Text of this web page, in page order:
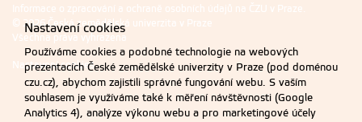
Informace o zpracování a ochraně osobních údajů na ČZU v Praze.
© 2026 Česká zemědělská univerzita v Praze
Všechna práva vyhrazena
Nastavení cookies
Nastavení cookies
Používáme cookies a podobné technologie na webových
prezentacích České zemědělské univerzity v Praze (pod doménou
czu.cz), abychom zajistili správné fungování webu. S vaším
souhlasem je využíváme také k měření návštěvnosti (Google
Analytics 4), analýze výkonu webu a pro marketingové účely